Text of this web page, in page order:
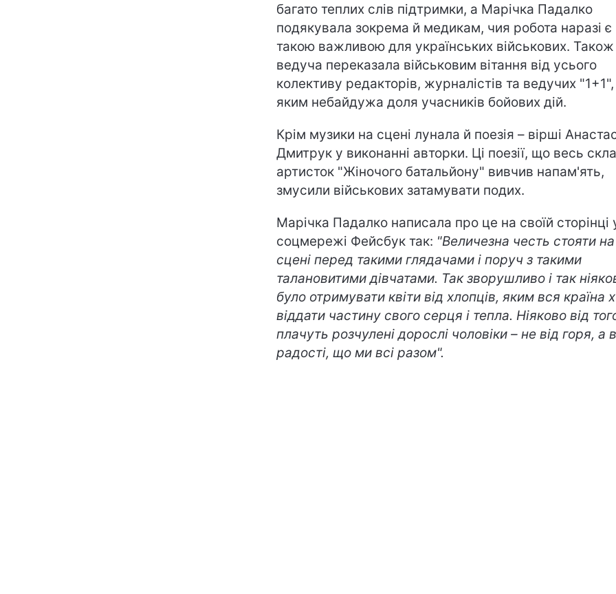
багато теплих слів підтримки, а Марічка Падалко
подякувала зокрема й медикам, чия робота наразі є
такою важливою для українських військових. Також
ведуча переказала військовим вітання від усього
колективу редакторів, журналістів та ведучих "1+1",
яким небайдужа доля учасників бойових дій.
Крім музики на сцені лунала й поезія – вірші
Дмитрук у виконанні авторки. Ці поезії, що весь
артисток "Жіночого батальйону" вивчив напам'ять,
змусили військових затамувати подих.
Марічка Падалко написала про це на своїй сторінці
соцмережі Фейсбук так: "Величезна честь стояти на
сцені перед такими глядачами і поруч з такими
талановитими дівчатами. Так зворушливо і так
було отримувати квіти від хлопців, яким вся країна
віддати частину свого серця і тепла. Ніяково від
плачуть розчулені дорослі чоловіки – не від горя, а
радості, що ми всі разом".